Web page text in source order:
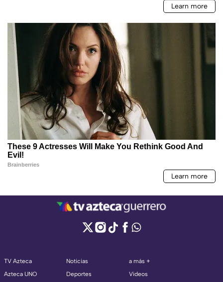
TV Azteca
Azteca UNO
Noticias
Deportes
a más +
Videos